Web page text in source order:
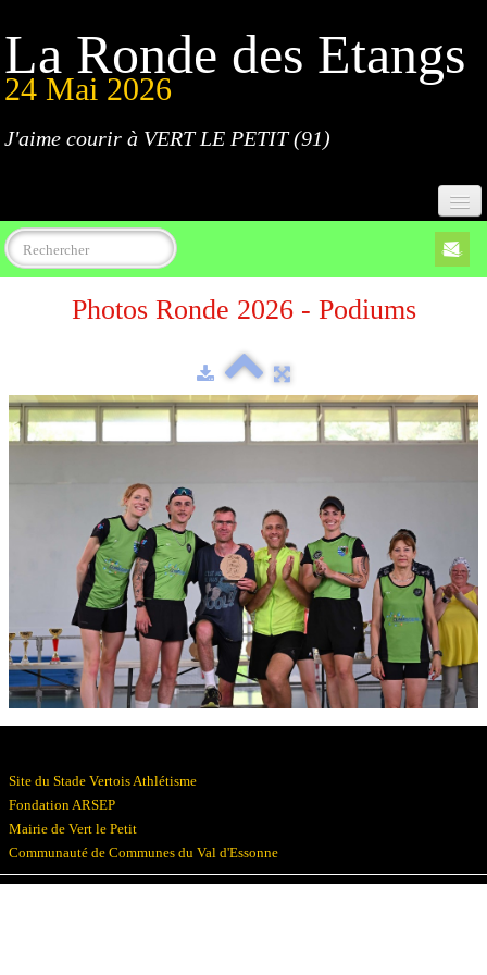
La Ronde des Etangs
24 Mai 2026
J'aime courir à VERT LE PETIT (91)
Accueil
Programme
Règlement
Devenez bénévoles
Partenaires
Photos ▼
Photos Ronde 2026 - Podiums
Site du Stade Vertois Athlétisme
Fondation ARSEP
Mairie de Vert le Petit
Communauté de Communes du Val d'Essonne